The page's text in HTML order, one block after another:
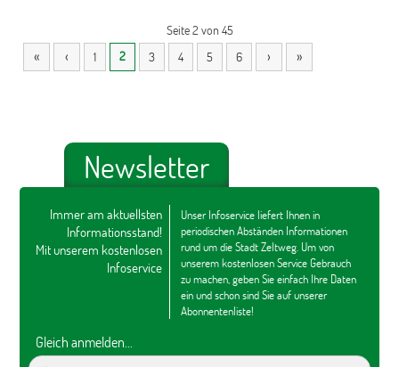
Seite 2 von 45
« ‹ 1 2 3 4 5 6 › »
Newsletter
Immer am aktuellsten
Informationsstand!
Mit unserem kostenlosen
Infoservice
Unser Infoservice liefert Ihnen in
periodischen Abständen Informationen
rund um die Stadt Zeltweg. Um von
unserem kostenlosen Service Gebrauch
zu machen, geben Sie einfach Ihre Daten
ein und schon sind Sie auf unserer
Abonnentenliste!
Gleich anmelden...